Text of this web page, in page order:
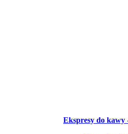
Ekspresy do kawy